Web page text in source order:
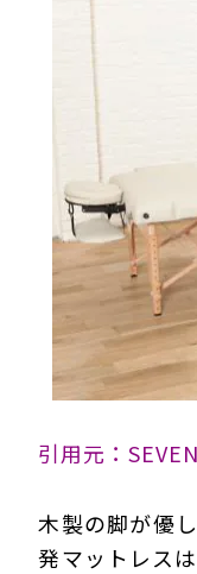
引用元：
木製の脚が優
発マットレス